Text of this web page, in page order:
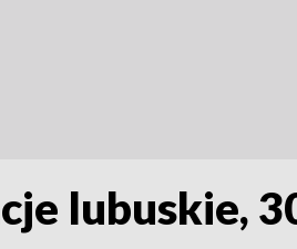
lubuskie,